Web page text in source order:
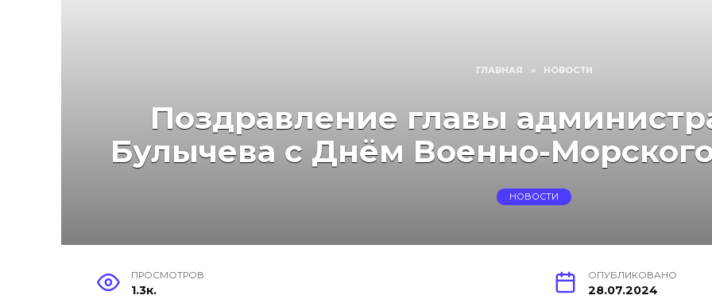
ГЛАВНАЯ » НОВОСТИ
Поздравление главы
Булычева с Днём Военно-
НОВОСТИ
ПРОСМОТРОВ
1.3к.
ОПУБЛИКОВАНО
28.07.2024